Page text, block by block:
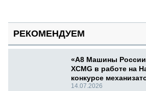
РЕКОМЕНДУЕМ
«А8 Машины России
XCMG в работе на
конкурсе
14.07.2026